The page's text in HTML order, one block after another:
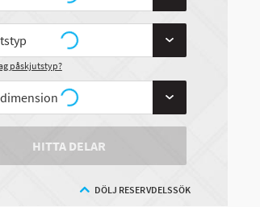
påskjutstyp?
HITTA DELAR
DÖLJ RESERVDELSSÖK